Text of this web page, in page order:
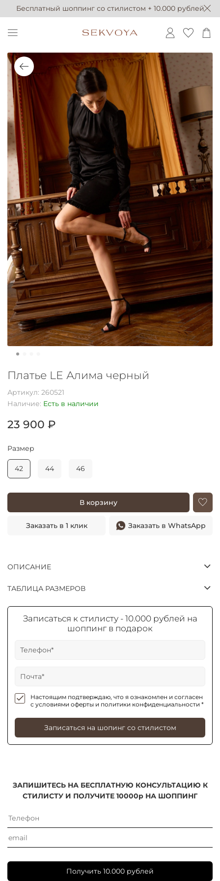
Бесплатный шоппинг со стилистом + 10.000 рублей
Платье LE Алима черный
Артикул: 260521
Наличие: Есть в наличии
23 900 ₽
В корзину
Заказать в 1 клик Заказать в WhatsApp
Размер
42 44 46
ОПИСАНИЕ
ТАБЛИЦА РАЗМЕРОВ
Записаться к стилисту - 10.000 рублей на
шоппинг в подарок
Настоящим подтверждаю, что я ознакомлен и согласен
с условиями оферты и политики конфиденциальности *
Записаться на шопинг со стилистом
ЗАПИШИТЕСЬ НА БЕСПЛАТНУЮ КОНСУЛЬТАЦИЮ К
СТИЛИСТУ И ПОЛУЧИТЕ 10000р НА ШОППИНГ
Получить 10.000 рублей